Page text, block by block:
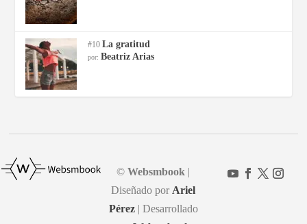
#10La gratitud
por: Beatriz Arias
©Websmbook |
Diseñado por Ariel
Pérez| Desarrollado